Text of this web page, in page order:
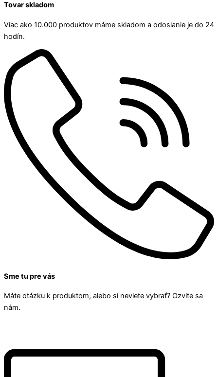
Tovar skladom
Viac ako 10.000 produktov máme skladom a odoslanie je do 24
hodín.
Sme tu pre vás
Máte otázku k produktom, alebo si neviete vybrať? Ozvite sa
nám.